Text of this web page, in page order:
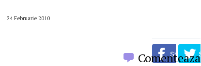
24 Februarie 2010
Comenteaza